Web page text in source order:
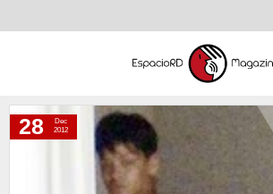
viernes, 28 de diciembre de 2012
28
Dec
2012
jueves, 27 de diciembre de 2012
miércoles, 26 de diciembre de 2012